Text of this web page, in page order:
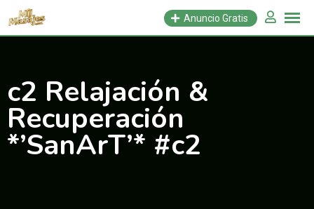
Saltar
Anuncio Gratis
c2 Relajación &
Recuperación
*’SanArT’* #c2